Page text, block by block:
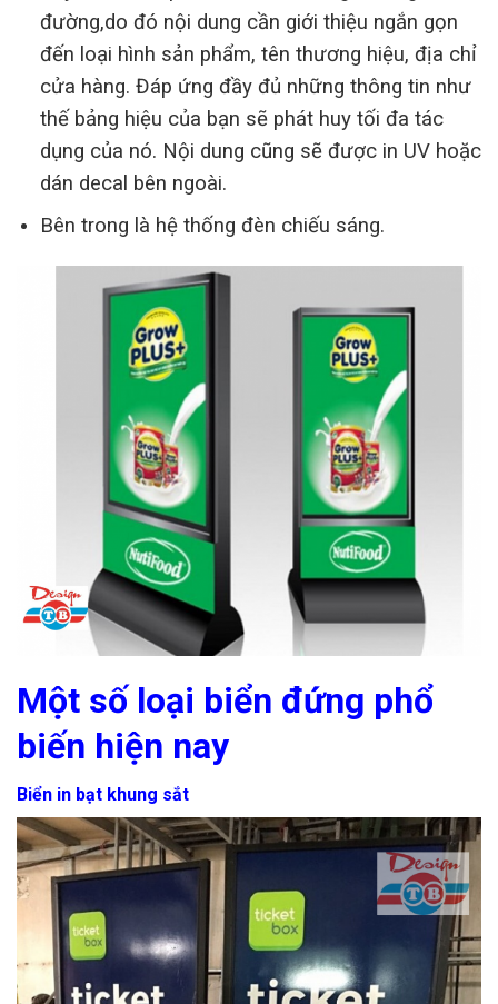
đường,do đó nội dung cần giới thiệu ngắn gọn
đến loại hình sản phẩm, tên thương hiệu, địa chỉ
cửa hàng. Đáp ứng đầy đủ những thông tin như
thế bảng hiệu của bạn sẽ phát huy tối đa tác
dụng của nó. Nội dung cũng sẽ được in UV hoặc
dán decal bên ngoài.
Bên trong là hệ thống đèn chiếu sáng.
Một số loại biển đứng phổ
biến hiện nay
Biển in bạt khung sắt